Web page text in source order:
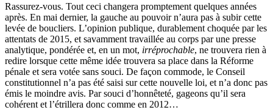
Rassurez-vous. Tout ceci changera promptement quelques années
après. En mai dernier, la gauche au pouvoir n’aura pas à subir cette
levée de boucliers. L’opinion publique, durablement choquée par les
attentats de 2015, et savamment travaillée au corps par une presse
analytique, pondérée et, en un mot, irréprochable, ne trouvera rien à
redire lorsque cette même idée trouvera sa place dans la Réforme
pénale et sera votée sans souci. De façon commode, le Conseil
constitutionnel n’a pas été saisi sur cette nouvelle loi, et n’a donc pas
émis le moindre avis. Par souci d’honnêteté, gageons qu’il sera
cohérent et l’étrillera donc comme en 2012…